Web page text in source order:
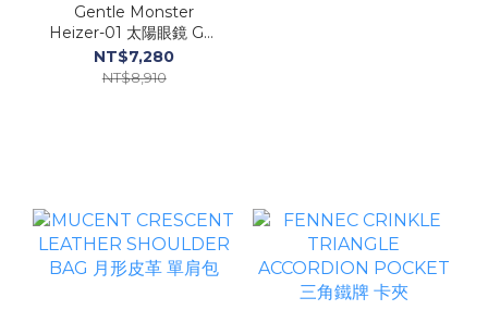
Gentle Monster
Heizer-01 太陽眼鏡 GM
墨鏡
NT$7,280
NT$8,910